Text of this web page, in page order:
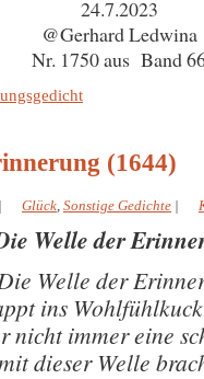
24.7.2023
@Gerhard Ledwina
Nr. 1750 aus Band
(1644)
| Glück, Sonstige Gedichte |
Welle der
Welle der
ins
nicht immer eine
dieser Welle